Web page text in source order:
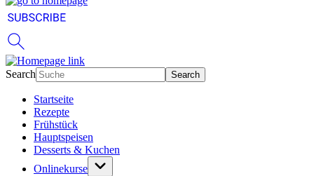
Search
Startseite
Rezepte
Frühstück
Hauptspeisen
Desserts & Kuchen
Onlinekurse